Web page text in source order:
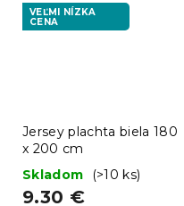
VEĽMI NÍZKA
CENA
Jersey plachta biela 180
x 200 cm
Skladom
(>10 ks)
9.30 €